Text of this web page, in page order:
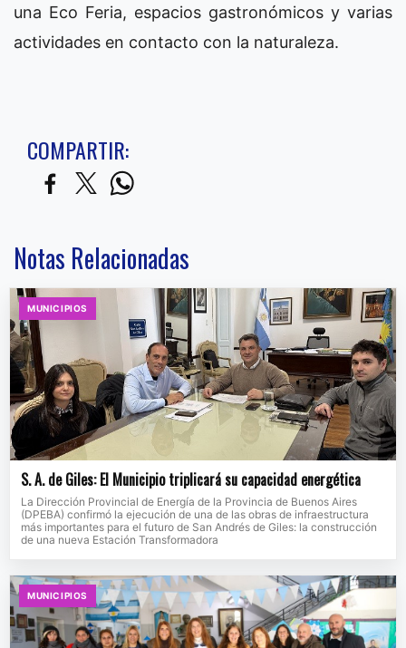
una Eco Feria, espacios gastronómicos y varias
actividades en contacto con la naturaleza.
COMPARTIR:
Notas Relacionadas
MUNICIPIOS
S. A. de Giles: El Municipio triplicará su capacidad energética
La Dirección Provincial de Energía de la Provincia de Buenos Aires
(DPEBA) confirmó la ejecución de una de las obras de infraestructura
más importantes para el futuro de San Andrés de Giles: la construcción
de una nueva Estación Transformadora
MUNICIPIOS